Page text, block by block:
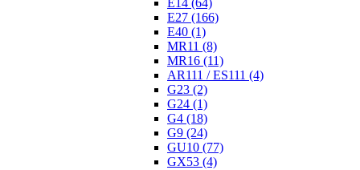
E14 (64)
E27 (166)
E40 (1)
MR11 (8)
MR16 (11)
AR111 / ES111 (4)
G23 (2)
G24 (1)
G4 (18)
G9 (24)
GU10 (77)
GX53 (4)